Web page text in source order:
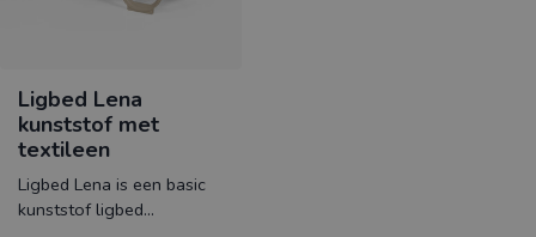
Ligbed Lena
kunststof met
textileen
Ligbed Lena is een basic
kunststof ligbed